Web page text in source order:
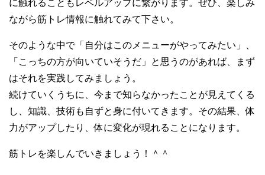
に触れることもレベルアップに繋がります。ぜひ、楽しみ
ながら筋トレ情報に触れてみて下さい。
そのような中で「自分はこのメニューがやってみたい」、
「こっちの方が向いていそうだ」と思うのがあれば、まず
はそれを実践してみましょう。
続けていくうちに、今まで知らなかったことが見えてくる
し、知識、技術も自ずと身に付いてきます。その結果、体
力がアップしたり、体に変化が現れることになります。
筋トレを楽しんでいきましょう！＾＾